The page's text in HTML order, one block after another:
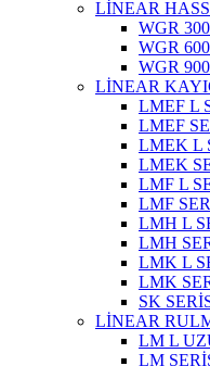
LİNEAR
WGR
WGR
WGR
LİNEAR
LMEF L
LMEF
LMEK L
LMEK
LMF L
LMF
LMH L
LMH
LMK L
LMK
SK
LİNEAR
LM L
LM